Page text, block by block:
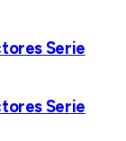
Serie
Serie